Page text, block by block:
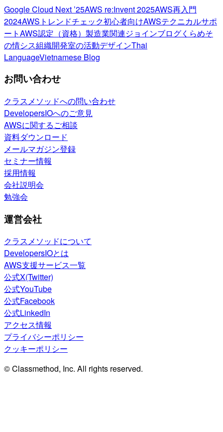
Google Cloud Next ’25AWS re:Invent 2025AWS再入門
2024AWSトレンドチェック初心者向けAWSテクニカルサポ
ートAWS認定（資格） 製造業関連ジョインブログくらめそ
の情シス組織開発室の活動デザインThai
LanguageVietnamese Blog
お問い合わせ
クラスメソッドへの問い合わせ
DevelopersIOへのご意見
AWSに関するご相談
資料ダウンロード
メールマガジン登録
セミナー情報
採用情報
会社説明会
勉強会
運営会社
クラスメソッドについて
DevelopersIOとは
AWS支援サービス一覧
公式X(Twitter)
公式YouTube
公式Facebook
公式LinkedIn
アクセス情報
プライバシーポリシー
クッキーポリシー
© Classmethod, Inc. All rights reserved.